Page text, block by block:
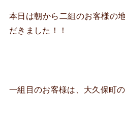
本日は朝から二組のお客様の
だきました！！
一組目のお客様は、大久保町